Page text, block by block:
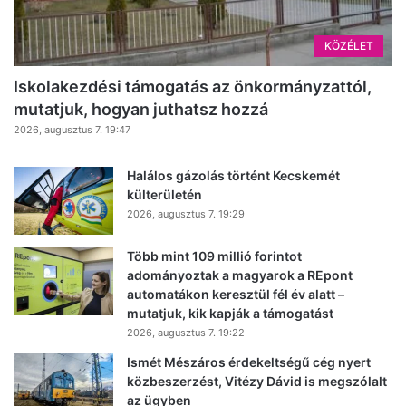
KÖZÉLET
Iskolakezdési támogatás az önkormányzattól,
mutatjuk, hogyan juthatsz hozzá
2026, augusztus 7. 19:47
Halálos gázolás történt Kecskemét
külterületén
2026, augusztus 7. 19:29
Több mint 109 millió forintot
adományoztak a magyarok a REpont
automatákon keresztül fél év alatt –
mutatjuk, kik kapják a támogatást
2026, augusztus 7. 19:22
Ismét Mészáros érdekeltségű cég nyert
közbeszerzést, Vitézy Dávid is megszólalt
az ügyben